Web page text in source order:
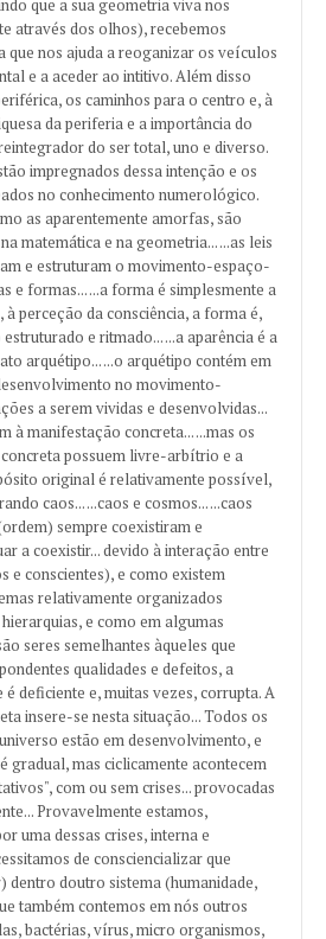
que a sua geometria viva nos
através dos olhos), recebemos
que nos ajuda a reoganizar os veículos
e a aceder ao intitivo. Além disso
os caminhos para o centro e, à
da periferia e a importância do
do ser total, uno e diverso.
impregnados dessa intenção e os
no conhecimento numerológico.
as aparentemente amorfas, são
matemática e na geometria... ...as leis
e estruturam o movimento-espaço-
e formas... ...a forma é simplesmente a
à perceção da consciência, a forma é,
e ritmado... ...a aparência é a
arquétipo... ...o arquétipo contém em
no movimento-
a serem vividas e desenvolvidas...
à manifestação concreta... ...mas os
possuem livre-arbítrio e a
original é relativamente possível,
caos... ...caos e cosmos... ...caos
sempre coexistiram e
a coexistir... devido à interação entre
e conscientes), e como existem
relativamente organizados
e como em algumas
seres semelhantes àqueles que
qualidades e defeitos, a
deficiente e, muitas vezes, corrupta. A
insere-se nesta situação... Todos os
estão em desenvolvimento, e
gradual, mas ciclicamente acontecem
com ou sem crises... provocadas
Provavelmente estamos,
uma dessas crises, interna e
de consciencializar que
dentro doutro sistema (humanidade,
também contemos em nós outros
bactérias, vírus, micro organismos,